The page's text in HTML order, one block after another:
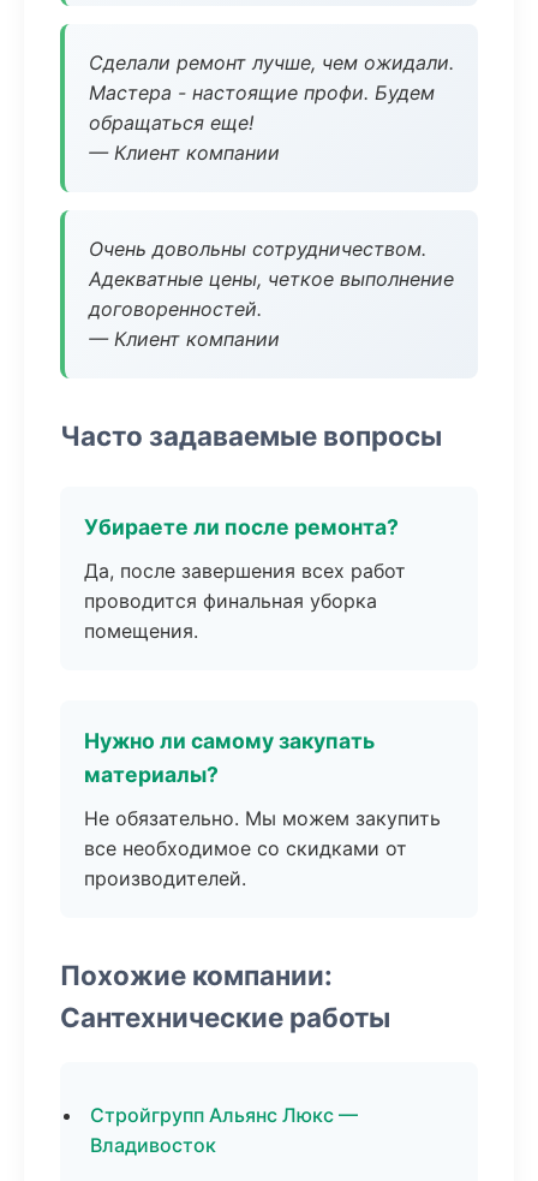
Сделали ремонт лучше, чем ожидали.
Мастера - настоящие профи. Будем
обращаться еще!
— Клиент компании
Очень довольны сотрудничеством.
Адекватные цены, четкое выполнение
договоренностей.
— Клиент компании
Часто задаваемые вопросы
Убираете ли после ремонта?
Да, после завершения всех работ
проводится финальная уборка
помещения.
Нужно ли самому закупать
материалы?
Не обязательно. Мы можем закупить
все необходимое со скидками от
производителей.
Похожие компании:
Сантехнические работы
Стройгрупп Альянс Люкс —
Владивосток